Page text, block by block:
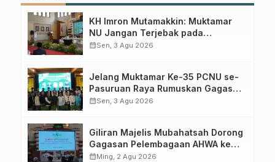
KH Imron Mutamakkin: Muktamar
NU Jangan Terjebak pada
Perebutan Kursi Ketua Umum
calendar_monthSen, 3 Agu 2026
Jelang Muktamar Ke-35 PCNU se-
Pasuruan Raya Rumuskan Gagasan
Transformasi Gerakan NU Menuju
calendar_monthSen, 3 Agu 2026
Giliran Majelis Mubahatsah Dorong
Gagasan Pelembagaan AHWA ke
Forum Muktamar Mendatang
calendar_monthMing, 2 Agu 2026